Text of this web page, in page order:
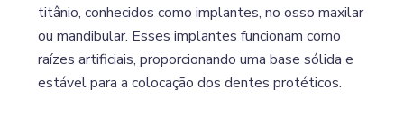
titânio, conhecidos como implantes, no osso maxilar
ou mandibular. Esses implantes funcionam como
raízes artificiais, proporcionando uma base sólida e
estável para a colocação dos dentes protéticos.